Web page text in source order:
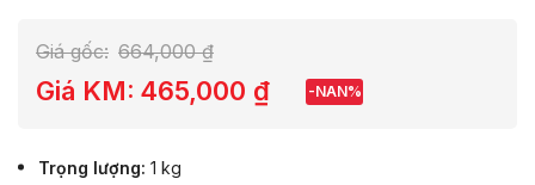
đánh giá
Giá gốc: 664,000₫
Giá KM: 465,000 ₫ -NAN%
Trọng lượng 1 kg